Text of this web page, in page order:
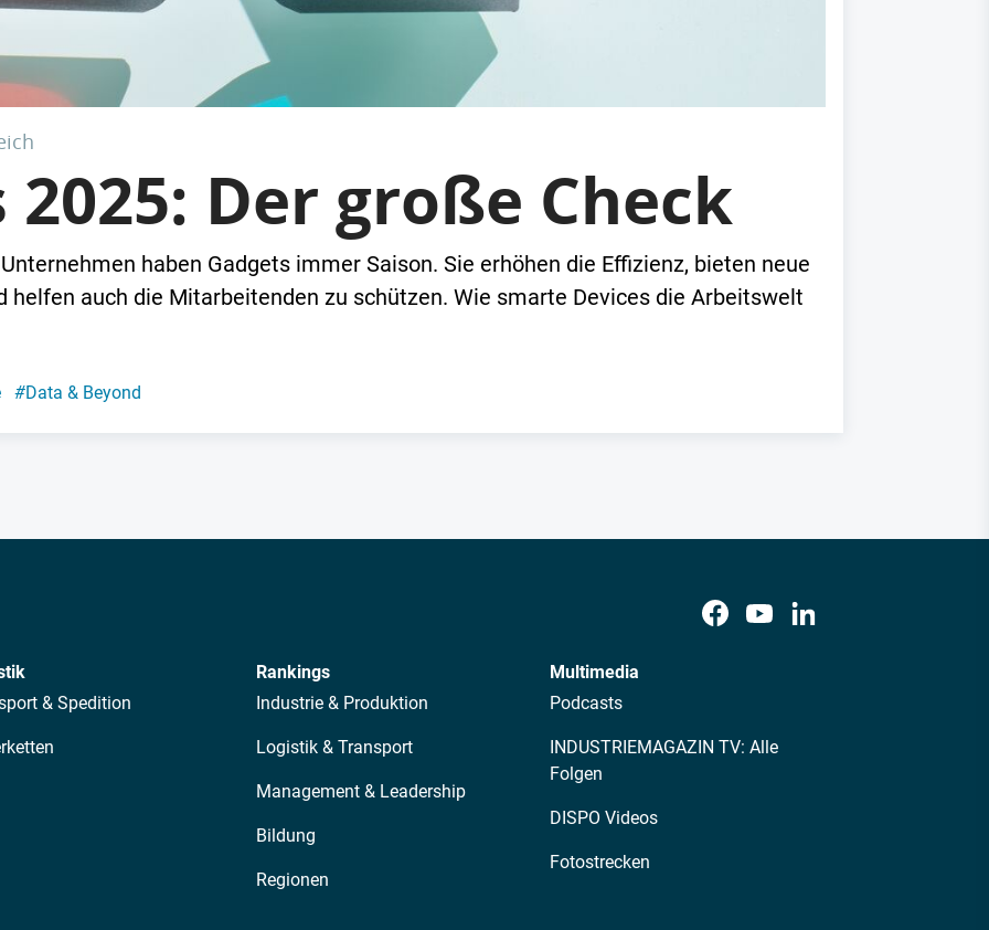
2025: Der große Check
haben Gadgets immer Saison. Sie erhöhen die Effizienz, bieten neue
helfen auch die Mitarbeitenden zu schützen. Wie smarte Devices die Arbeitswelt
#Data & Beyond
& Spedition
Rankings
Industrie & Produktion
Logistik & Transport
Management & Leadership
Bildung
Regionen
Multimedia
Podcasts
INDUSTRIEMAGAZIN TV: Alle
Folgen
DISPO Videos
Fotostrecken